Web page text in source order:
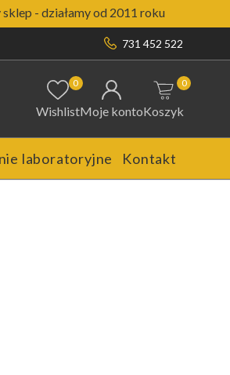
- działamy od 2011 roku
731 452 522
0
WishlistMoje kontoKoszyk
0
laboratoryjne Kontakt